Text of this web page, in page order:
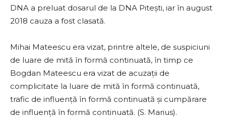
DNA a preluat dosarul de la DNA Piteşti, iar în august
2018 cauza a fost clasată.
Mihai Mateescu era vizat, printre altele, de suspiciuni
de luare de mită în formă continuată, în timp ce
Bogdan Mateescu era vizat de acuzaţii de
complicitate la luare de mită în formă continuată,
trafic de influenţă în formă continuată şi cumpărare
de influenţă în formă continuată. (S. Marius).